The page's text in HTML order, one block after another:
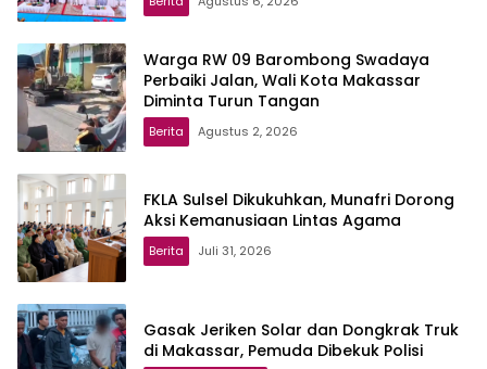
Warga RW 09 Barombong Swadaya
Perbaiki Jalan, Wali Kota Makassar
Diminta Turun Tangan
Berita Agustus 2, 2026
FKLA Sulsel Dikukuhkan, Munafri Dorong
Aksi Kemanusiaan Lintas Agama
Berita Juli 31, 2026
Gasak Jeriken Solar dan Dongkrak Truk
di Makassar, Pemuda Dibekuk Polisi